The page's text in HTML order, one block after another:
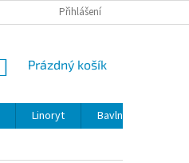
Přihlášení
NÁKUPNÍ
Prázdný košík
Linoryt Bavlna